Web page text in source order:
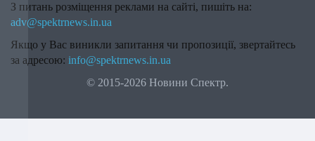
З питань розміщення реклами на сайті, пишіть на:
adv@spektrnews.in.ua
Якщо у Вас виникли запитання чи пропозиції, звертайтесь
за адресою: info@spektrnews.in.ua
© 2015-2026 Новини Спектр.